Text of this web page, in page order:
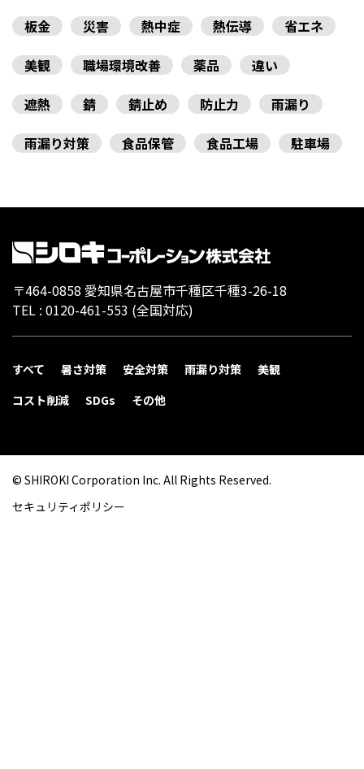
板金
災害 熱中症 熱伝導
省エネ
美観
職場環境改善 薬品
違い
遮熱
錆 錆止め 防止力
雨漏り
雨漏り対策
食品保管 食品工場 駐車場
〒464-0858 愛知県名古屋市千種区千種3-26-18
TEL : 0120-461-553 (全国対応)
すべて 暑さ対策 安全対策 雨漏り対策
美観
コスト削減
SDGs その他
© SHIROKI Corporation Inc. All Rights Reserved.
セキュリティポリシー